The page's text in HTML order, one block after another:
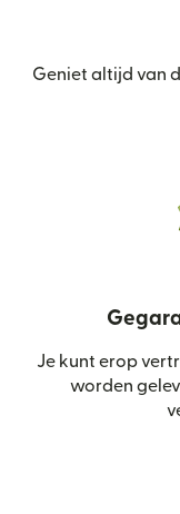
Geniet altijd van
Je kunt erop
worden